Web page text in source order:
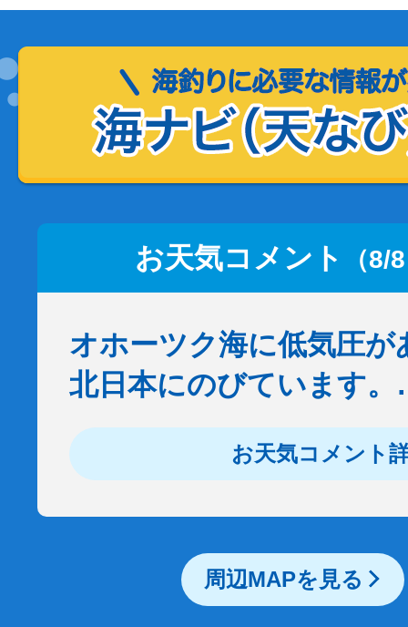
お天気コメント （8/
オホーツク海に低気圧が
北日本にのびています
お天気コメント
周辺MAPを見る